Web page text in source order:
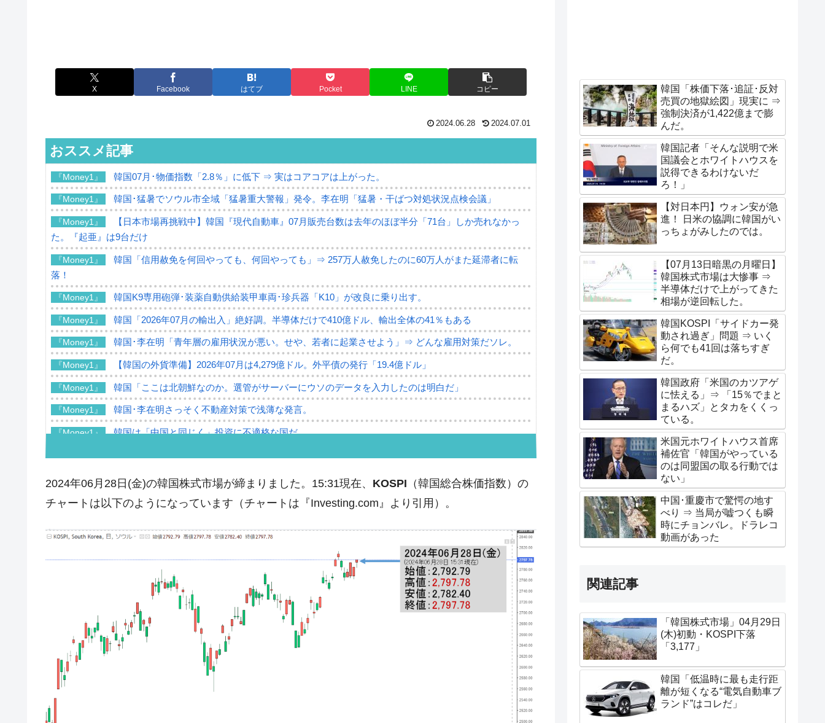
X Facebook はてブ Pocket LINE コピー
2024.06.28 2024.07.01
おススメ記事
『Money1』 韓国07月･物価指数「2.8％」に低下 ⇒ 実はコアコアは上がった。
『Money1』 韓国･猛暑でソウル市全域「猛暑重大警報」発令。李在明「猛暑・干ばつ対処状況点検会議」
『Money1』
【日本市場再挑戦中】韓国『現代自動車』07月販売台数は去年のほぼ半分「71台」しか売れなかっ
た。『起亜』は9台だけ
『Money1』
韓国「信用赦免を何回やっても、何回やっても」⇒ 257万人赦免したのに60万人がまた延滞者に転
落！
『Money1』 韓国K9専用砲弾･装薬自動供給装甲車両･珍兵器「K10」が改良に乗り出す。
『Money1』 韓国「2026年07月の輸出入」絶好調。半導体だけで410億ドル、輸出全体の41％もある
『Money1』 韓国･李在明「青年層の雇用状況が悪い。せや、若者に起業させよう」⇒ どんな雇用対策だソレ。
『Money1』 【韓国の外貨準備】2026年07月は4,279億ドル。外平債の発行「19.4億ドル」
『Money1』 韓国「ここは北朝鮮なのか。選管がサーバーにウソのデータを入力したのは明白だ」
『Money1』 韓国･李在明さっそく不動産対策で浅薄な発言。
『Money1』 韓国は「中国と同じく」投資に不適格な国だ。
『Money1』 韓国･外為取引量「1日当たり1,214.4億ドル」まで拡大 ⇒ 海外資金の動きに強く左右される状態
『Money1』 韓国･帰ってきた李在明。李在明を支持しない「50.5％」に上昇
壟断
『Money1』 韓国･警察職員が「丸刈りになって抗議活動」
中国だけが鉄鋼輸出を異常増加させる ⇒ 中国の過剰生産が世界を蝕む。
韓国製造業「半導体絶好調」のウラで他業種は全般的「不調」⇒ PSIが示す現況は決して良くない。
『Money1』 【米韓激突案件】韓国消費者院が『クーパン』1人当たり賠償10万ウォンを認定 ⇒ 総額3兆7,000億
『Money1』 韓国で猛暑。南東部では干ばつ
『Money1』 韓国型イージス搭載の次世代駆逐艦「KDDX」1番艦、2032年竣工と公示
【対日本円】ウォン安が急進！ 日米の協調に韓国がいっちょがみしたのでは。
韓国政府『BYD』車への補助金を全廃 ⇒ 実は韓国で『BYD』車は売れている。6カ月で対前年同期比
2024年06月28日(金)の韓国株式市場が締まりました。15:31現在、 KOSPI （韓国総合株価指数）の
チャートは以下のようになっています（チャートは『Investing.com』より引用）。
韓国「株価下落･追証･反対
売買の地獄絵図」現実に ⇒
強制決済が1,422億まで膨
んだ。
韓国記者「そんな説明で米
国議会とホワイトハウスを
説得できるわけないだ
ろ！」
【対日本円】ウォン安が急
進！ 日米の協調に韓国がい
っちょがみしたのでは。
【07月13日暗黒の月曜日】
韓国株式市場は大惨事 ⇒
半導体だけで上がってきた
相場が逆回転した。
韓国KOSPI「サイドカー発
動され過ぎ」問題 ⇒ いく
ら何でも41回は落ちすぎ
だ。
韓国政府「米国のカツアゲ
に怯える」⇒ 「15％でまと
まるハズ」とタカをくくっ
ている。
米国元ホワイトハウス首席
補佐官「韓国がやっている
のは同盟国の取る行動では
ない」
中国･重慶市で驚愕の地す
べり ⇒ 当局が嘘つくも瞬
時にチョンバレ。ドラレコ
動画があった
関連記事
「韓国株式市場」04月29日
(木)初動・KOSPI下落
「3,177」
韓国「低温時に最も走行距
離が短くなる“電気自動車ブ
ランド”はコレだ」